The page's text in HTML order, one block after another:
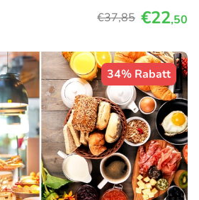
€37,85 €22,50
34% Rabatt